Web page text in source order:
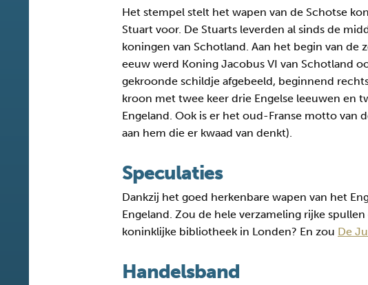
Het stempel stelt het wapen van de Schotse
Stuart voor. De Stuarts leverden al sinds de
koningen van Schotland. Aan het begin van de
eeuw werd Koning Jacobus VI van Schotland
gekroonde schildje afgebeeld, beginnend
kroon met twee keer drie Engelse leeuwen en
Engeland. Ook is er het oud-Franse motto van
aan hem die er kwaad van denkt).
Speculaties
Dankzij het goed herkenbare wapen van het
Engeland. Zou de hele verzameling rijke
koninklijke bibliotheek in Londen? En zou De
Handelsband